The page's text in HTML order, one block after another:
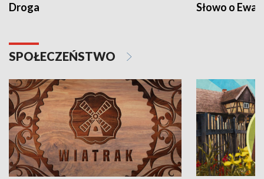
Droga Słowo o
SPOŁECZEŃSTWO